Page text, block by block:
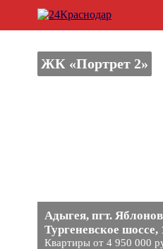
ЖК «Портрет 2»
Адыгея, пгт.
Тургеневское шоссе,
Квартиры от 4 950 000